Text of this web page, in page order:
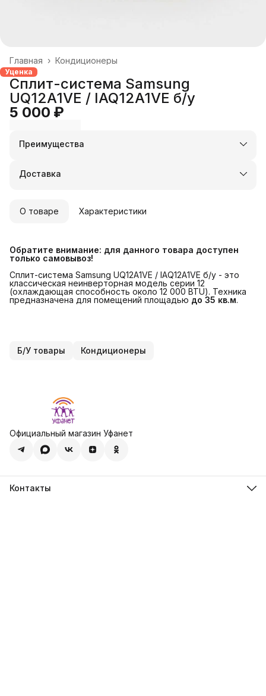
Кондиционеры
Главная ›
Уценка
Сплит-система Samsung
UQ12A1VE / IAQ12A1VE б/у
5 000 ₽
Преимущества
Оплата частями в Сплит
Удобный возврат
Доставка
О товаре Характеристики
Обратите внимание: для данного товара доступен
только самовывоз!
Сплит-система Samsung UQ12A1VE / IAQ12A1VE б/у - это
классическая неинверторная модель серии 12
(охлаждающая способность около 12 000 BTU). Техника
предназначена для помещений площадью до 35 кв.м.
Б/У товары Кондиционеры
Официальный магазин Уфанет
Контакты